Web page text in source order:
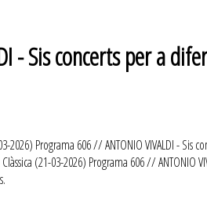
- Sis concerts per a
2026) Programa 606 // ANTONIO VIVALDI - Sis
(21-03-2026) Programa 606 // ANTONIO